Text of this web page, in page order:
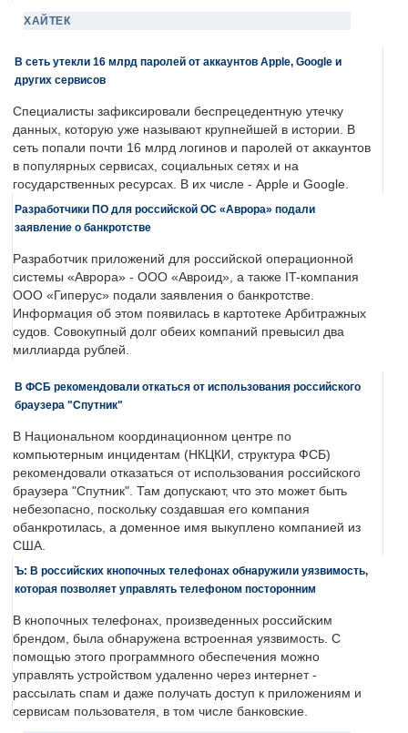
ХАЙТЕК
В сеть утекли 16 млрд паролей от аккаунтов Apple, Google и
других сервисов
Специалисты зафиксировали беспрецедентную утечку
данных, которую уже называют крупнейшей в истории. В
сеть попали почти 16 млрд логинов и паролей от аккаунтов
в популярных сервисах, социальных сетях и на
государственных ресурсах. В их числе - Apple и Google.
Разработчики ПО для российской ОС «Аврора» подали
заявление о банкротстве
Разработчик приложений для российской операционной
системы «Аврора» - ООО «Авроид», а также IT-компания
ООО «Гиперус» подали заявления о банкротстве.
Информация об этом появилась в картотеке Арбитражных
судов. Совокупный долг обеих компаний превысил два
миллиарда рублей.
В ФСБ рекомендовали откаться от использования российского
браузера "Спутник"
В Национальном координационном центре по
компьютерным инцидентам (НКЦКИ, структура ФСБ)
рекомендовали отказаться от использования российского
браузера "Спутник". Там допускают, что это может быть
небезопасно, поскольку создавшая его компания
обанкротилась, а доменное имя выкуплено компанией из
США.
Ъ: В российских кнопочных телефонах обнаружили уязвимость,
которая позволяет управлять телефоном посторонним
В кнопочных телефонах, произведенных российским
брендом, была обнаружена встроенная уязвимость. С
помощью этого программного обеспечения можно
управлять устройством удаленно через интернет -
рассылать спам и даже получать доступ к приложениям и
сервисам пользователя, в том числе банковские.